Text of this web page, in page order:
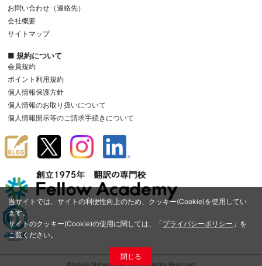
当サイトでは、サイトの利便性向上のため、クッキー(Cookie)を使用してい
ます。
サイトのクッキー(Cookie)の使用に関しては、「プライバシーポリシー 」を
ご覧ください。
閉じる
お問い合わせ（連絡先）
会社概要
サイトマップ
■ 規約について
会員規約
ポイント利用規約
個人情報保護方針
個人情報のお取り扱いについて
個人情報開示等のご請求手続きについて
©Amelia Network Co.,Ltd. All Rights Reserved.